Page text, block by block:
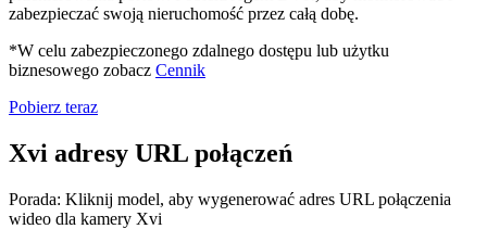
zabezpieczać swoją nieruchomość przez całą dobę.
*W celu zabezpieczonego zdalnego dostępu lub użytku
biznesowego zobacz Cennik
Pobierz teraz
Xvi adresy URL połączeń
Porada: Kliknij model, aby wygenerować adres URL połączenia
wideo dla kamery Xvi